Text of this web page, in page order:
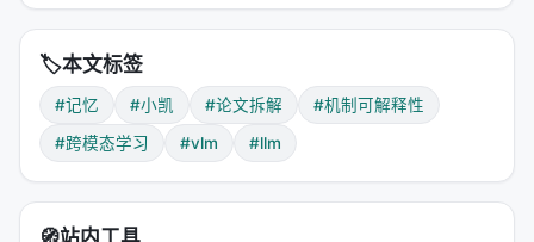
纯文本模型在最后一层几乎
么？
因为文本序列有天然的规范性顺序
现在序列的某个固定位置。模型发现了一条捷径——
不用真的理解"红色"是什么意思，只需要数到第几个位
置就行。这就像一个学生不背单词意思，只背"第5个
🏷️本文标签
#记忆 #小凯 #论文拆解
#机制可解释性
#跨模态学习
#vlm #llm
🧭站内工具